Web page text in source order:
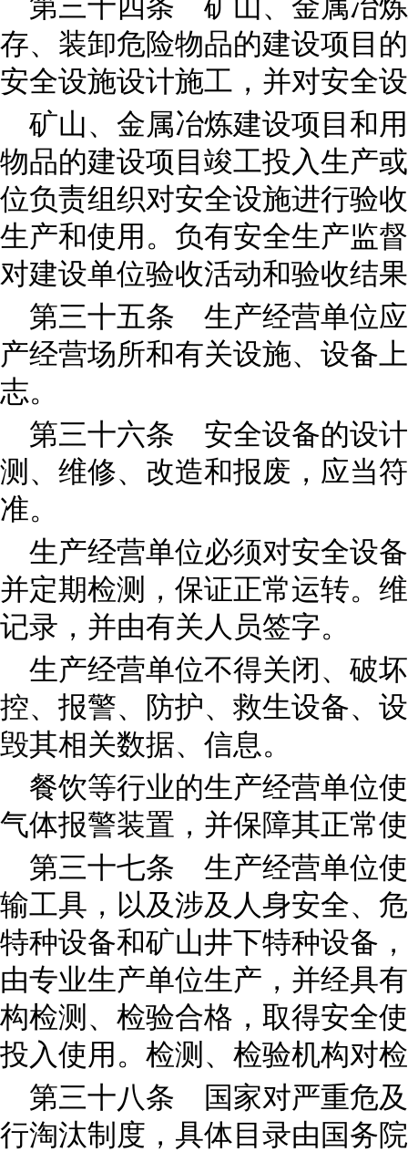
第三十四条 矿山、金属冶
存、装卸危险物品的建设项目
安全设施设计施工，并对安全
矿山、金属冶炼建设项目和
物品的建设项目竣工投入生产
位负责组织对安全设施进行验
生产和使用。负有安全生产监
对建设单位验收活动和验收结
第三十五条 生产经营单位
产经营场所和有关设施、设备
志。
第三十六条 安全设备的设
测、维修、改造和报废，应当
准。
生产经营单位必须对安全设
并定期检测，保证正常运转。
记录，并由有关人员签字。
生产经营单位不得关闭、破
控、报警、防护、救生设备、
毁其相关数据、信息。
餐饮等行业的生产经营单位
气体报警装置，并保障其正常
第三十七条 生产经营单位
输工具，以及涉及人身安全、
特种设备和矿山井下特种设备
由专业生产单位生产，并经具
构检测、检验合格，取得安全
投入使用。检测、检验机构对
第三十八条 国家对严重危
行淘汰制度，具体目录由国务